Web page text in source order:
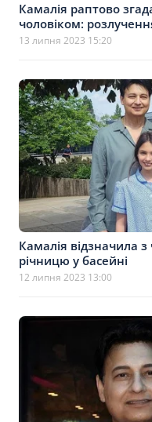
Камалія раптово
чоловіком:
13 липня 2023 15:20
Камалія відзначила
річницю у басейні
12 липня 2023 13:00